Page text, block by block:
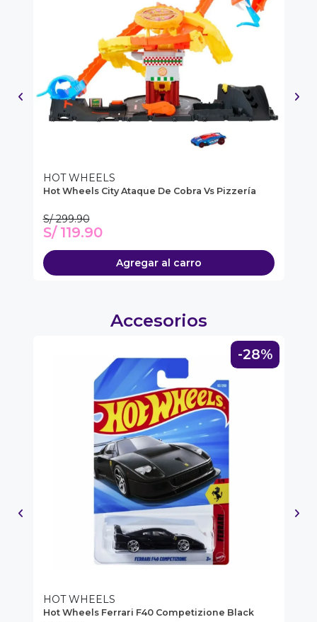
por
HOT WHEELS
Hot Wheels City Ataque De Cobra Vs Pizzería
S/ 299.90
S/ 119.90
Agregar al carro
Accesorios
-28%
HOT WHEELS
Hot Wheels Ferrari F40 Competizione Black